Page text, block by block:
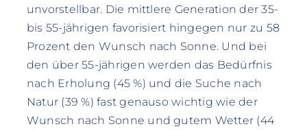
unvorstellbar. Die mittlere Generation der 35-
bis 55-jährigen favorisiert hingegen nur zu 58
Prozent den Wunsch nach Sonne. Und bei
den über 55-jährigen werden das Bedürfnis
nach Erholung (45 %) und die Suche nach
Natur (39 %) fast genauso wichtig wie der
Wunsch nach Sonne und gutem Wetter (44